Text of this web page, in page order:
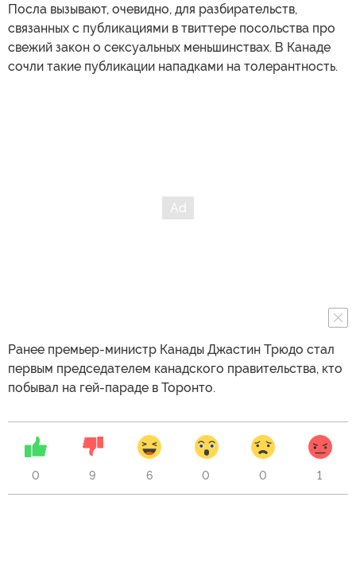
Посла вызывают, очевидно, для разбирательств,
связанных с публикациями в твиттере посольства про
свежий закон о сексуальных меньшинствах. В Канаде
сочли такие публикации нападками на толерантность.
Ранее премьер-министр Канады Джастин Трюдо стал
первым председателем канадского правительства, кто
побывал на гей-параде в Торонто.
0 9 6 0 0 1